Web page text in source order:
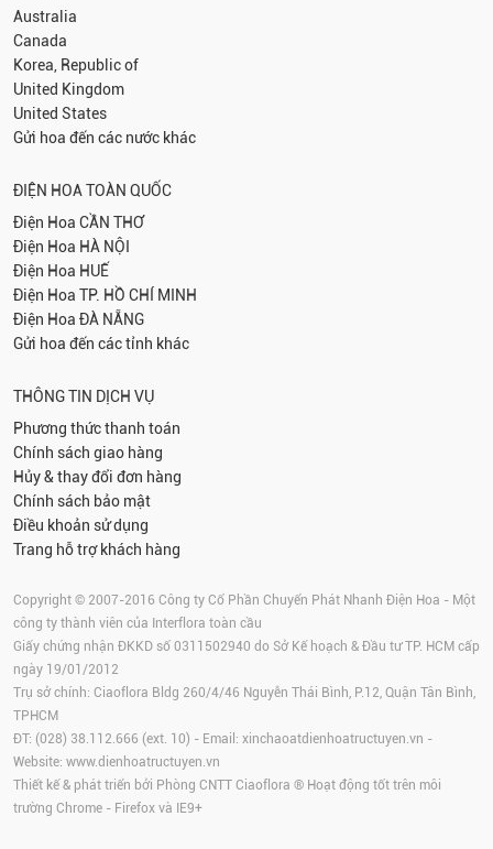
Australia
Canada
Korea, Republic of
United Kingdom
United States
Gửi hoa đến các nước khác
ĐIỆN HOA TOÀN QUỐC
Điện Hoa CẦN THƠ
Điện Hoa HÀ NỘI
Điện Hoa HUẾ
Điện Hoa TP. HỒ CHÍ MINH
Điện Hoa ĐÀ NẴNG
Gửi hoa đến các tỉnh khác
THÔNG TIN DỊCH VỤ
Phương thức thanh toán
Chính sách giao hàng
Hủy & thay đổi đơn hàng
Chính sách bảo mật
Điều khoản sử dụng
Trang hỗ trợ khách hàng
Copyright © 2007-2016 Công ty Cổ Phần Chuyển Phát Nhanh Điện Hoa - Một
công ty thành viên của Interflora toàn cầu
Giấy chứng nhận ĐKKD số 0311502940 do Sở Kế hoạch & Đầu tư TP. HCM cấp
ngày 19/01/2012
Trụ sở chính: Ciaoflora Bldg 260/4/46 Nguyễn Thái Bình, P.12, Quận Tân Bình,
TPHCM
ĐT: (028) 38.112.666 (ext. 10) - Email: xinchaoatdienhoatructuyen.vn -
Website: www.dienhoatructuyen.vn
Thiết kế & phát triển bởi Phòng CNTT Ciaoflora ® Hoạt động tốt trên môi
trường Chrome - Firefox và IE9+